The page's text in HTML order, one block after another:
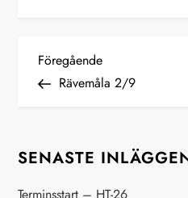
I
l
ä
Föregående
inlägg
Föregående
Rävemåla 2/9
SENASTE